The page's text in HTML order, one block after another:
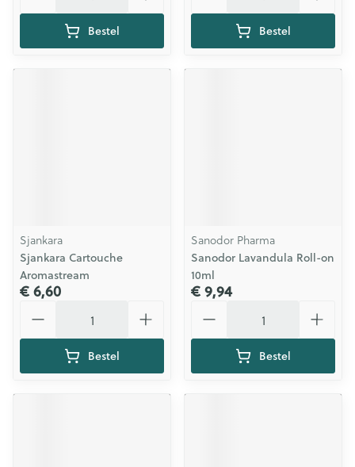
Bestel Bestel
Sjankara
Sjankara Cartouche
Aromastream
€ 6,60
Bestel
Sanodor Pharma
Sanodor Lavandula Roll-on
10ml
€ 9,94
Bestel